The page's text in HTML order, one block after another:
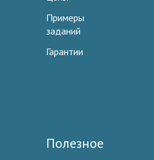
Примеры
заданий
Гарантии
Полезное